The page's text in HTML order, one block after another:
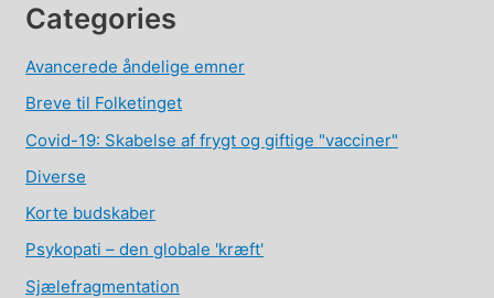
Categories
Avancerede åndelige emner
Breve til Folketinget
Covid-19: Skabelse af frygt og giftige "vacciner"
Diverse
Korte budskaber
Psykopati – den globale 'kræft'
Sjælefragmentation